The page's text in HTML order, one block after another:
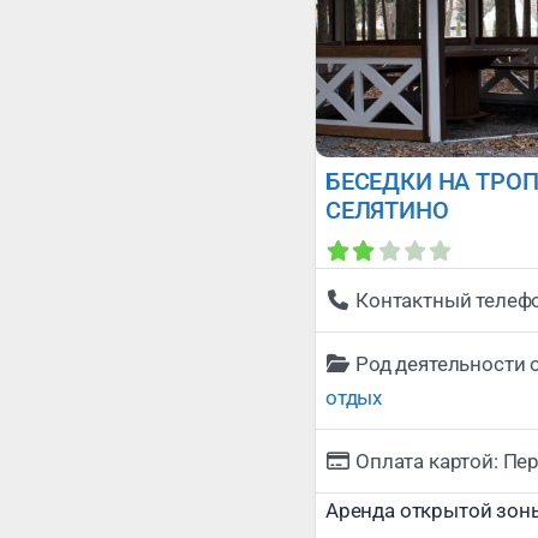
БЕСЕДКИ НА
СЕЛЯТИНО
Контактный
Род деятельности
отдых
Оплата картой:
Аренда открытой